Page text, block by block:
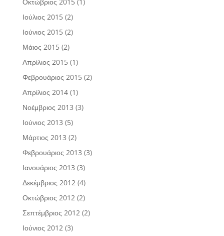
Ιούλιος 2015(2)
Ιούνιος 2015(2)
Μάιος 2015(2)
Απρίλιος 2015(1)
Φεβρουάριος 2015(2)
Απρίλιος 2014(1)
Νοέμβριος 2013 (3)
Ιούνιος 2013 (5)
Μάρτιος 2013 (2)
Φεβρουάριος 2013 (3)
Ιανουάριος 2013 (3)
Δεκέμβριος 2012 (4)
Οκτώβριος 2012 (2)
Σεπτέμβριος 2012 (2)
Ιούνιος 2012 (3)